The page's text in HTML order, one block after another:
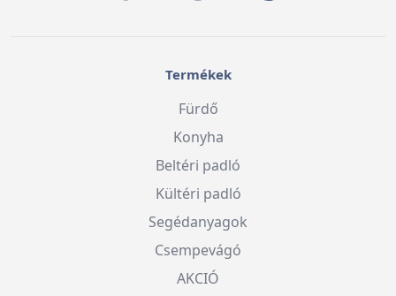
Termékek
Fürdő
Konyha
Beltéri padló
Kültéri padló
Segédanyagok
Csempevágó
AKCIÓ